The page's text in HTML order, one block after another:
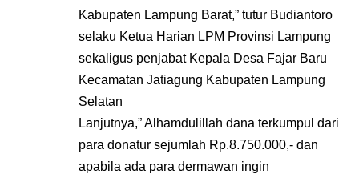
Kabupaten Lampung Barat,” tutur Budiantoro
selaku Ketua Harian LPM Provinsi Lampung
sekaligus penjabat Kepala Desa Fajar Baru
Kecamatan Jatiagung Kabupaten Lampung
Selatan
Lanjutnya,” Alhamdulillah dana terkumpul dari
para donatur sejumlah Rp.8.750.000,- dan
apabila ada para dermawan ingin